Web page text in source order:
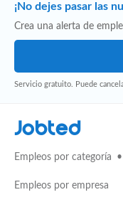
¡No dejes pasar las
Crea una alerta de
Servicio gratuito. Puede
Jobted
Empleos por categoría
Empleos por empresa